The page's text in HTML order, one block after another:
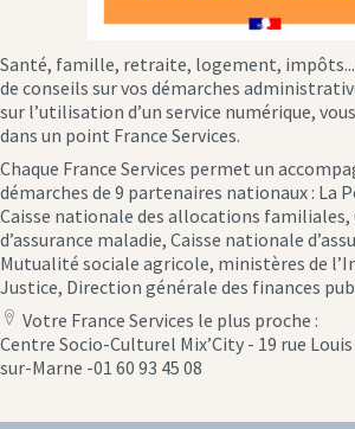
Santé, famille, retraite, logement, impôts...
de conseils sur vos démarches
sur l’utilisation d’un service numérique,
dans un point France Services.
Chaque France Services permet un
démarches de 9 partenaires nationaux : La
Caisse nationale des allocations familiales,
d’assurance maladie, Caisse nationale
Mutualité sociale agricole, ministères de
Justice, Direction générale des finances
location
icon
Votre France Services le plus proche :
Centre Socio-Culturel Mix’City - 19 rue
sur-Marne -01 60 93 45 08